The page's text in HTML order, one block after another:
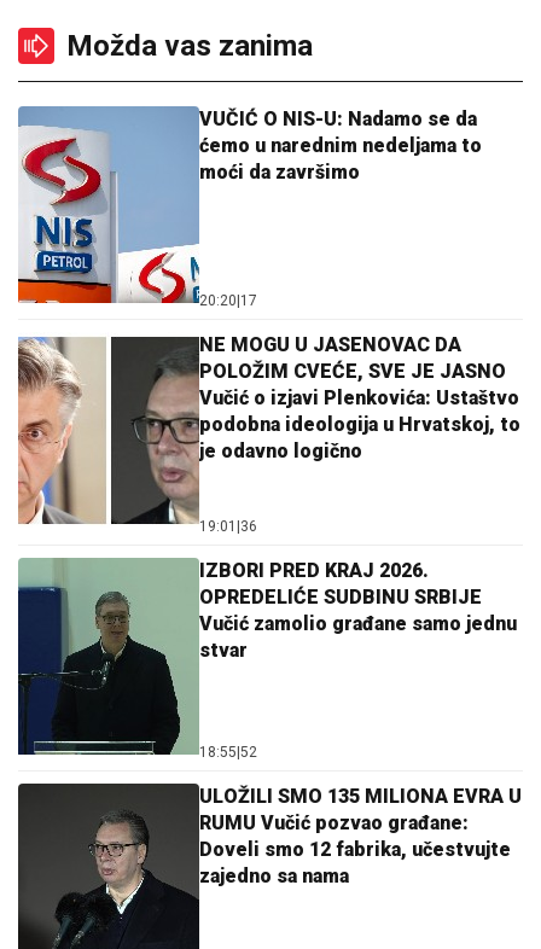
Možda vas zanima
VUČIĆ O NIS-U: Nadamo se da
ćemo u narednim nedeljama to
moći da završimo
20:20 17
NE MOGU U JASENOVAC DA
POLOŽIM CVEĆE, SVE JE JASNO
Vučić o izjavi Plenkovića: Ustaštvo
podobna ideologija u Hrvatskoj, to
je odavno logično
19:01 36
IZBORI PRED KRAJ 2026.
OPREDELIĆE SUDBINU SRBIJE
Vučić zamolio građane samo jednu
stvar
18:55 52
ULOŽILI SMO 135 MILIONA EVRA U
RUMU Vučić pozvao građane:
Doveli smo 12 fabrika, učestvujte
zajedno sa nama